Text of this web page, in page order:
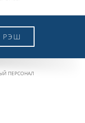
РЭШ
ПЕРСОНАЛ